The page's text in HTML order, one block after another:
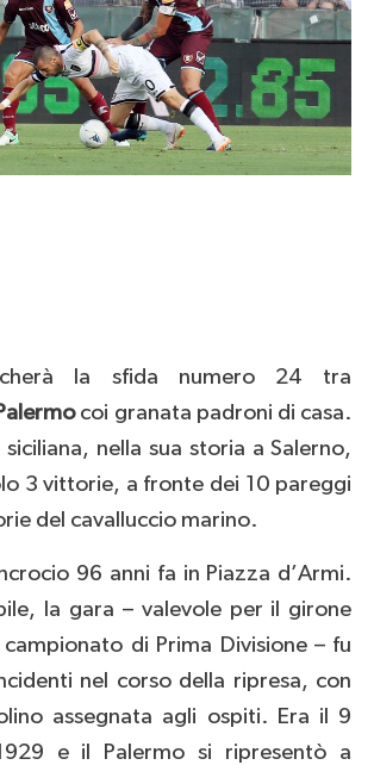
la sfida numero 24 tra
coi granata padroni di casa.
siciliana, nella sua storia a Salerno,
3 vittorie, a fronte dei 10 pareggi
del cavalluccio marino.
96 anni fa in Piazza d’Armi.
la gara – valevole per il girone
di Prima Divisione – fu
nel corso della ripresa, con
assegnata agli ospiti. Era il 9
e il Palermo si ripresentò a